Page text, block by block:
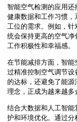
智能空气检测的应用
健康数据和工作习惯，
工位的需求。例如，
统会保持更高的空气
工作积极性和幸福感。
在节能减排方面，智能
过精准控制空气调节
的达标，还避免了能
理念，正成为越来越多
结合大数据和人工智
护和环境优化。通过